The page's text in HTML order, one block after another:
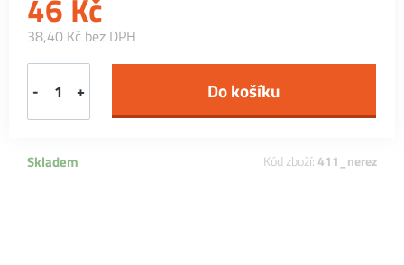
38,40 Kč bez DPH
- +
Skladem Kód zboží: 411_nerez